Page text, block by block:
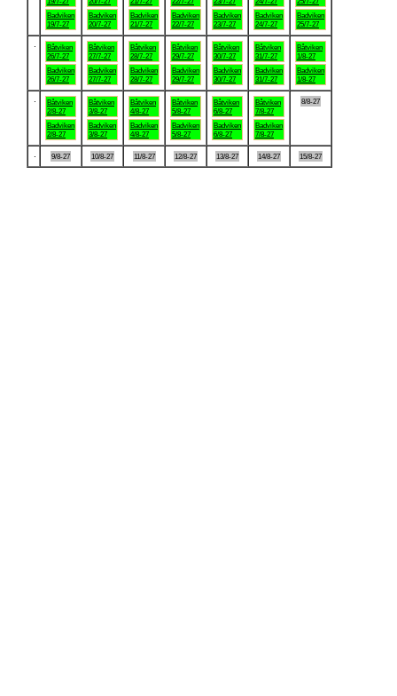
Badviken
19/7-27
Badviken
20/7-27
Badviken
21/7-27
Badviken
22/7-27
Badviken
23/7-27
Badviken
24/7-27
Badviken
25/7-27
Båtviken
26/7-27
Badviken
26/7-27
Båtviken
27/7-27
Badviken
27/7-27
Båtviken
28/7-27
Badviken
28/7-27
Båtviken
29/7-27
Badviken
29/7-27
Båtviken
30/7-27
Badviken
30/7-27
Båtviken
31/7-27
Badviken
31/7-27
Båtviken
1/8-27
Badviken
1/8-27
Båtviken
2/8-27
Badviken
2/8-27
Båtviken
3/8-27
Badviken
3/8-27
Båtviken
4/8-27
Badviken
4/8-27
Båtviken
5/8-27
Badviken
5/8-27
Båtviken
6/8-27
Badviken
6/8-27
Båtviken
7/8-27
Badviken
7/8-27
8/8-27
9/8-27 10/8-27 11/8-27 12/8-27 13/8-27 14/8-27 15/8-27